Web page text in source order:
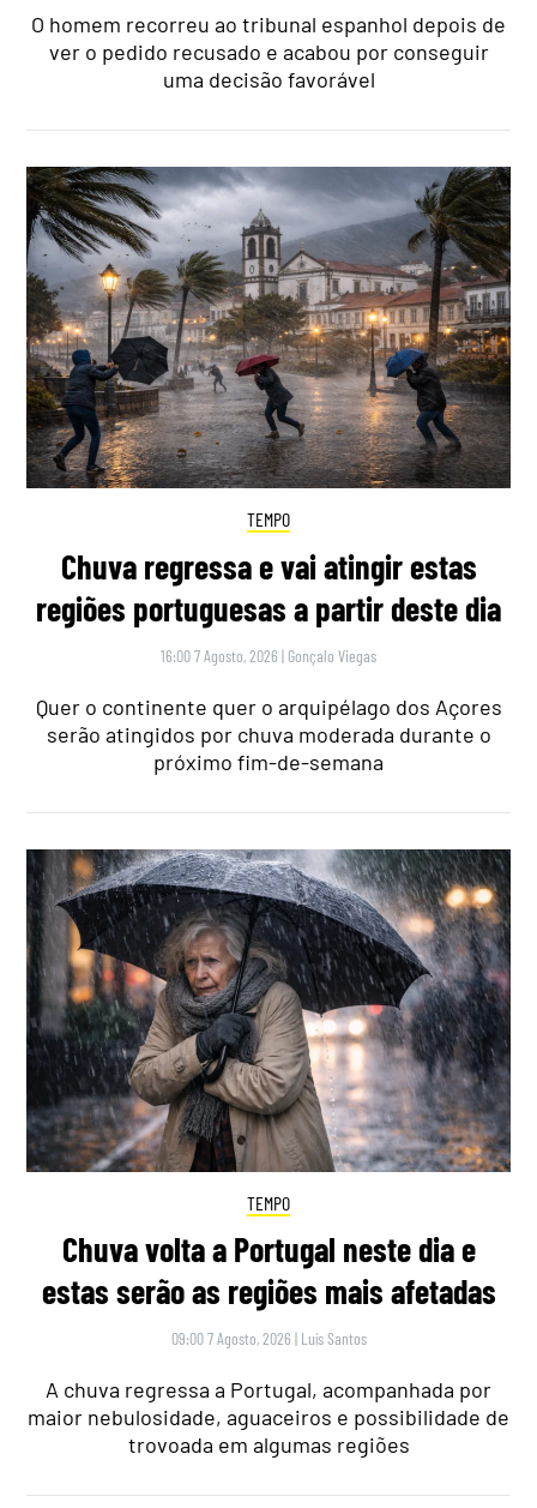
O homem recorreu ao tribunal espanhol depois de
ver o pedido recusado e acabou por conseguir
uma decisão favorável
TEMPO
Chuva regressa e vai atingir estas
regiões portuguesas a partir deste dia
16:00 7 Agosto, 2026 | Gonçalo Viegas
Quer o continente quer o arquipélago dos Açores
serão atingidos por chuva moderada durante o
próximo fim-de-semana
TEMPO
Chuva volta a Portugal neste dia e
estas serão as regiões mais afetadas
09:00 7 Agosto, 2026 | Luís Santos
A chuva regressa a Portugal, acompanhada por
maior nebulosidade, aguaceiros e possibilidade de
trovoada em algumas regiões